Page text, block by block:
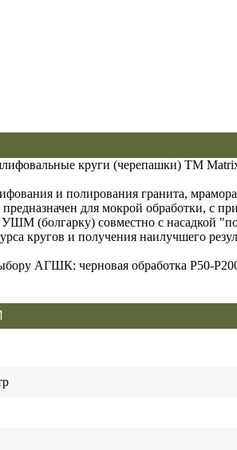
круги (черепашки) ТМ
и полирования гранита,
для мокрой обработки, с
УШМ (болгарку) совместно с насадкой
кругов и получения наилучшего
АГШК: черновая обработка P50-